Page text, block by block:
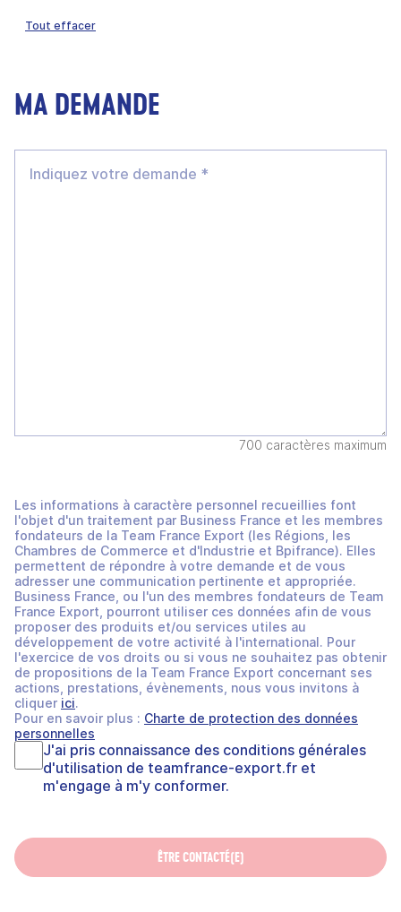
Tout effacer
MA DEMANDE
700 caractères maximum
Les informations à caractère personnel recueillies font
l'objet d'un traitement par Business France et les membres
fondateurs de la Team France Export (les Régions, les
Chambres de Commerce et d'Industrie et Bpifrance). Elles
permettent de répondre à votre demande et de vous
adresser une communication pertinente et appropriée.
Business France, ou l'un des membres fondateurs de Team
France Export, pourront utiliser ces données afin de vous
proposer des produits et/ou services utiles au
développement de votre activité à l'international. Pour
l'exercice de vos droits ou si vous ne souhaitez pas obtenir
de propositions de la Team France Export concernant ses
actions, prestations, évènements, nous vous invitons à
cliquer ici.
Pour en savoir plus : Charte de protection des données
personnelles
J'ai pris connaissance des conditions générales
d'utilisation de teamfrance-export.fr et
m'engage à m'y conformer.
ÊTRE CONTACTÉ(E)